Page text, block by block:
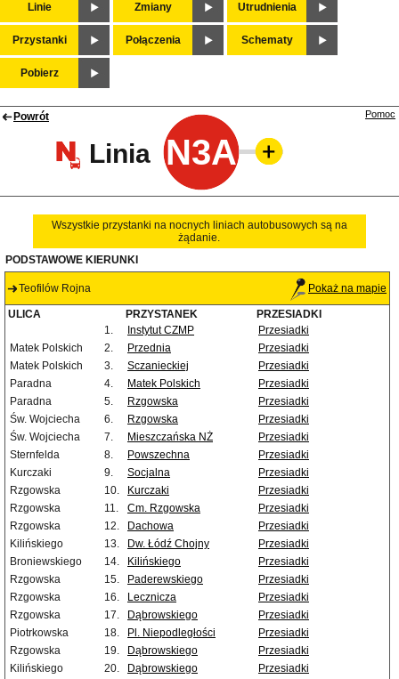
Linie Zmiany Utrudnienia
Przystanki Połączenia Schematy
Pobierz
Powrót
Linia N3A
Pomoc
Wszystkie przystanki na nocnych liniach autobusowych są na
żądanie.
PODSTAWOWE KIERUNKI
Teofilów Rojna Pokaż na mapie
ULICA PRZYSTANEK
PRZESIADKI
1.
Instytut CZMP
Przesiadki
Matek Polskich
2. Przednia
Przesiadki
Matek Polskich
3. Sczanieckiej
Przesiadki
Paradna
4. Matek Polskich
Przesiadki
Paradna
5. Rzgowska
Przesiadki
Św. Wojciecha
6. Rzgowska
Przesiadki
Św. Wojciecha
7. Mieszczańska NŻ
Przesiadki
Sternfelda
8. Powszechna
Przesiadki
Kurczaki
9. Socjalna
Przesiadki
Rzgowska
10. Kurczaki
Przesiadki
Rzgowska
11. Cm. Rzgowska
Przesiadki
Rzgowska
12. Dachowa
Przesiadki
Kilińskiego
13. Dw. Łódź Chojny
Przesiadki
Broniewskiego
14. Kilińskiego
Przesiadki
Rzgowska
15. Paderewskiego
Przesiadki
Rzgowska
16. Lecznicza
Przesiadki
Rzgowska
17. Dąbrowskiego
Przesiadki
Piotrkowska
18. Pl. Niepodległości
Przesiadki
Rzgowska
19. Dąbrowskiego
Przesiadki
Kilińskiego
20. Dąbrowskiego
Przesiadki